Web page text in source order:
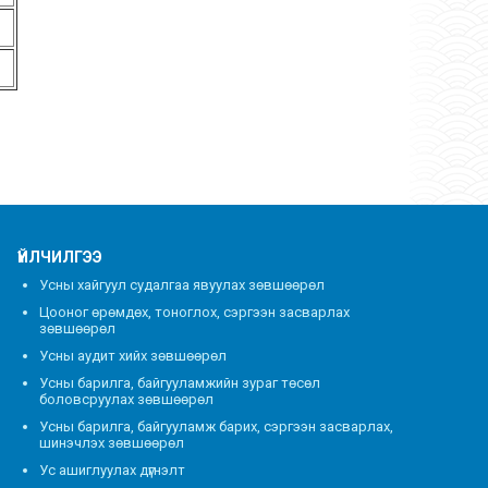
ҮЙЛЧИЛГЭЭ
Усны хайгуул судалгаа явуулах зөвшөөрөл
Цооног өрөмдөх, тоноглох, сэргээн засварлах
зөвшөөрөл
Усны аудит хийх зөвшөөрөл
Усны барилга, байгууламжийн зураг төсөл
боловсруулах зөвшөөрөл
Усны барилга, байгууламж барих, сэргээн засварлах,
шинэчлэх зөвшөөрөл
Ус ашиглуулах дүгнэлт